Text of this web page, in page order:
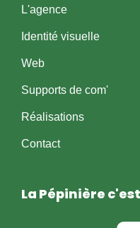
L'agence
Identité visuelle
Web
Supports de com'
Réalisations
Contact
La Pépinière